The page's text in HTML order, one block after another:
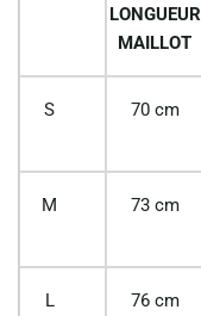
LONGUEUR
MAILLOT
S 70 cm
M 73 cm
L 76 cm